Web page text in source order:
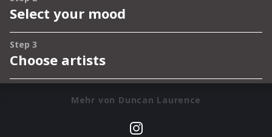
Mehr von Duncan Laurence